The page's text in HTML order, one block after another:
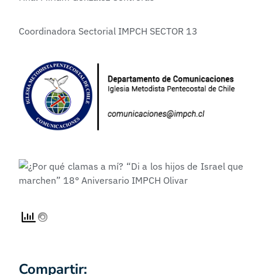
Coordinadora Sectorial IMPCH SECTOR 13
Compartir: